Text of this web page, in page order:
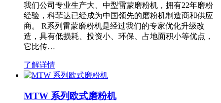
我们公司专业生产大、中型雷蒙磨粉机，拥有22年磨粉
经验，科菲达已经成为中国领先的磨粉机制造商和供应
商。 R系列雷蒙磨粉机是经过我们的专家优化升级改
造，具有低损耗、投资小、环保、占地面积小等优点，
它比传…
了解详情
MTW 系列欧式磨粉机